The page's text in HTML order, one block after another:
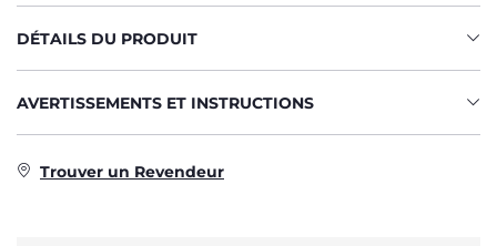
DÉTAILS DU PRODUIT
AVERTISSEMENTS ET INSTRUCTIONS
Trouver un Revendeur